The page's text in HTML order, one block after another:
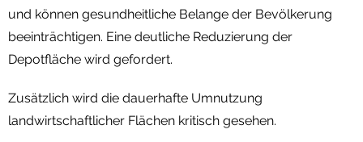
und können gesundheitliche Belange der Bevölkerung
beeinträchtigen. Eine deutliche Reduzierung der
Depotfläche wird gefordert.
Zusätzlich wird die dauerhafte Umnutzung
landwirtschaftlicher Flächen kritisch gesehen.